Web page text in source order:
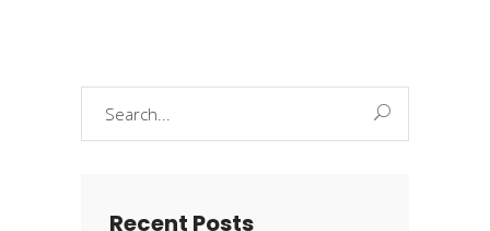
Recent Posts